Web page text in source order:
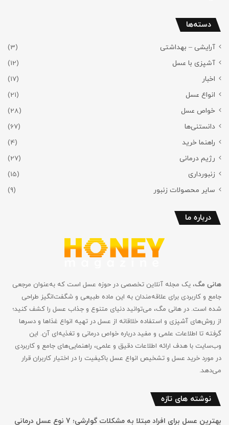
دسته‌ها
آرایشی – بهداشتی
(3)
آشپزی با عسل
(12)
اخبار
(17)
انواع عسل
(21)
خواص عسل
(28)
دانستنی‌ها
(67)
راهنما خرید
(4)
رژیم درمانی
(27)
زنبورداری
(15)
سایر محصولات زنبور
(9)
درباره ما
هانی مگ، یک مجله آنلاین تخصصی در حوزه عسل است که به‌عنوان مرجعی
جامع و کاربردی برای علاقه‌مندان به این ماده طبیعی و شگفت‌انگیز طراحی
شده است. در هانی مگ، می‌توانید دنیای متنوع و جذاب عسل را کشف کنید؛
از روش‌های آشپزی و استفاده خلاقانه از عسل در تهیه انواع غذاها و دسرها
گرفته تا اطلاعات علمی و مفید درباره خواص درمانی و تغذیه‌ای آن. این
وب‌سایت با هدف ارائه اطلاعات دقیق و علمی، راهنمایی‌های جامع‌ و کاربردی
در مورد خرید عسل و تشخیص انواع عسل باکیفیت را در اختیار کاربران قرار
می‌دهد.
نوشته های تازه
بهترین عسل برای افراد مبتلا به مشکلات گوارشی؛ 7 نوع عسل درمانی